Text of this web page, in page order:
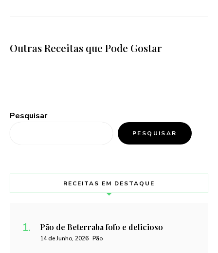
Outras Receitas que Pode Gostar
Pesquisar
PESQUISAR
RECEITAS EM DESTAQUE
Pão de Beterraba fofo e delicioso
14 de Junho, 2026 Pão